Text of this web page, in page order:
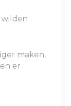
wilden
maken,
er